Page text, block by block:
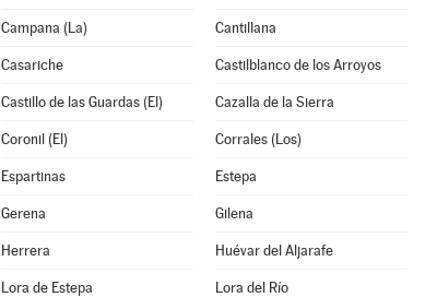
Campana (La) Cantillana
Casariche Castilblanco de los Arroyos
Castillo de las Guardas (El) Cazalla de la Sierra
Coronil (El) Corrales (Los)
Espartinas Estepa
Gerena Gilena
Herrera Huévar del Aljarafe
Lora de Estepa Lora del Río